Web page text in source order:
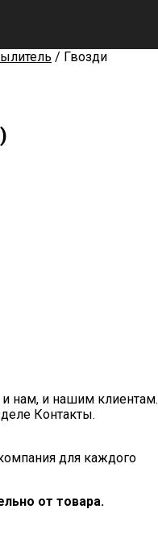
/ Гвозди
нам, и нашим клиентам.
Контакты.
для каждого
от товара.